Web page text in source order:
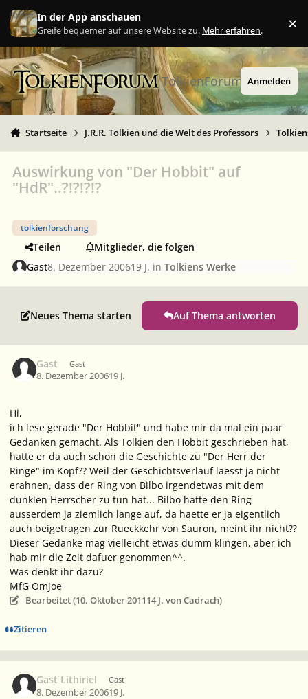
Zu Inhalt springen
In der App anschauen
Greife bequemer auf unsere Website zu. Mehr erfahren. ×
TolkienForum Anmelden
Startseite J.R.R. Tolkien und die Welt des Professors
Auswirkung von "Der Hobbit" auf
"HdR"..?!?!?!?
tolkienforschung
Teilen
Mitglieder, die folgen
Gast8. Dezember 200619 J. inTolkiens Werke
Neues Thema starten Auf Thema antworten
Gast Gast
8. Dezember 200619 J.
Hi,
ich lese gerade "Der Hobbit" und habe mir da mal ein paar
Gedanken gemacht. Als Tolkien den Hobbit geschrieben hat,
hatte er da auch schon die Geschichte zu "Der Herr der
Ringe" im Kopf?? Weil der Geschichtsverlauf laesst ja nicht
erahnen, dass der Ring von Bilbo irgendetwas mit dem
dunklen Herrscher zu tun hat... Bilbo hatte den Ring
ausserdem ja ziemlich lange auf, da haette er ja eigentlich
auch beigetragen zur Rueckkehr von Sauron, meint ihr nicht??
Dieser Gedanke mag vielleicht etwas dumm klingen, aber ich
hab mir die Zeit dafuer genommen^^.
Was denkt ihr dazu?
MfG Omjoe
Bearbeitet (10. Oktober 201114 J. von Cadrach)
Zitieren
Gast Lithiriel Gast
8. Dezember 200619 J.